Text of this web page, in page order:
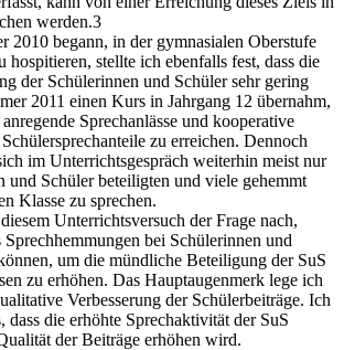
werden.3
2010 begann, in der gymnasialen Oberstufe
hospitieren, stellte ich ebenfalls fest, dass die
der Schülerinnen und Schüler sehr gering
2011 einen Kurs in Jahrgang 12 übernahm,
Sprechanlässe und kooperative
zu erreichen. Dennoch
im Unterrichtsgespräch weiterhin meist nur
und Schüler beteiligten und viele gehemmt
Klasse zu sprechen.
Unterrichtsversuch der Frage nach,
bei Schülerinnen und
um die mündliche Beteiligung der SuS
zu erhöhen. Das Hauptaugenmerk lege ich
Verbesserung der Schülerbeiträge. Ich
dass die erhöhte Sprechaktivität der SuS
der Beiträge erhöhen wird.